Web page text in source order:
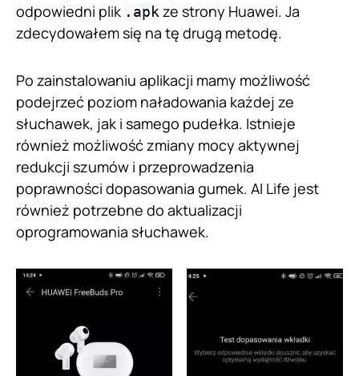
odpowiedni plik .apk ze strony Huawei. Ja
zdecydowałem się na tę drugą metodę.
Po zainstalowaniu aplikacji mamy możliwość
podejrzeć poziom naładowania każdej ze
słuchawek, jak i samego pudełka. Istnieje
również możliwość zmiany mocy aktywnej
redukcji szumów i przeprowadzenia
poprawności dopasowania gumek. AI Life jest
również potrzebne do aktualizacji
oprogramowania słuchawek.